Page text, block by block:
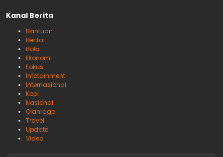
Kanal Berita
Bantuan
Berita
Bola
Ekonomi
Fokus
Infotainment
Internasional
Kopi
Nasional
Olahraga
Travel
Update
Video